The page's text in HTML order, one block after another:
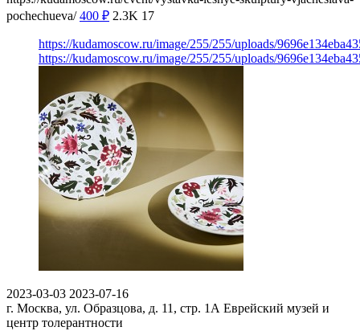
pochechueva/ 400 ₽ 2.3K 17
https://kudamoscow.ru/image/255/255/uploads/
https://kudamoscow.ru/image/255/255/uploads/
2023-03-03 2023-07-16
г. Москва, ул. Образцова, д. 11, стр. 1А Еврейский музей и
центр толерантности